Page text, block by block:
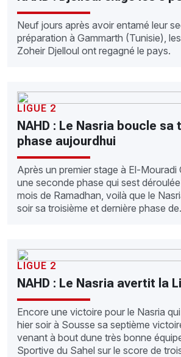
Neuf jours après avoir entamé leur
préparation à Gammarth (Tunisie),
Zoheir Djelloul ont regagné le pays.
LIGUE 2
NAHD : Le Nasria boucle sa
phase aujourdhui
Après un premier stage à El-Mouradi
une seconde phase qui sest
mois de Ramadhan, voilà que le
soir sa troisième et dernière phase
LIGUE 2
NAHD : Le Nasria avertit la
Encore une victoire pour le Nasria
hier soir à Sousse sa septième
venant à bout dune très bonne
Sportive du Sahel sur le score de